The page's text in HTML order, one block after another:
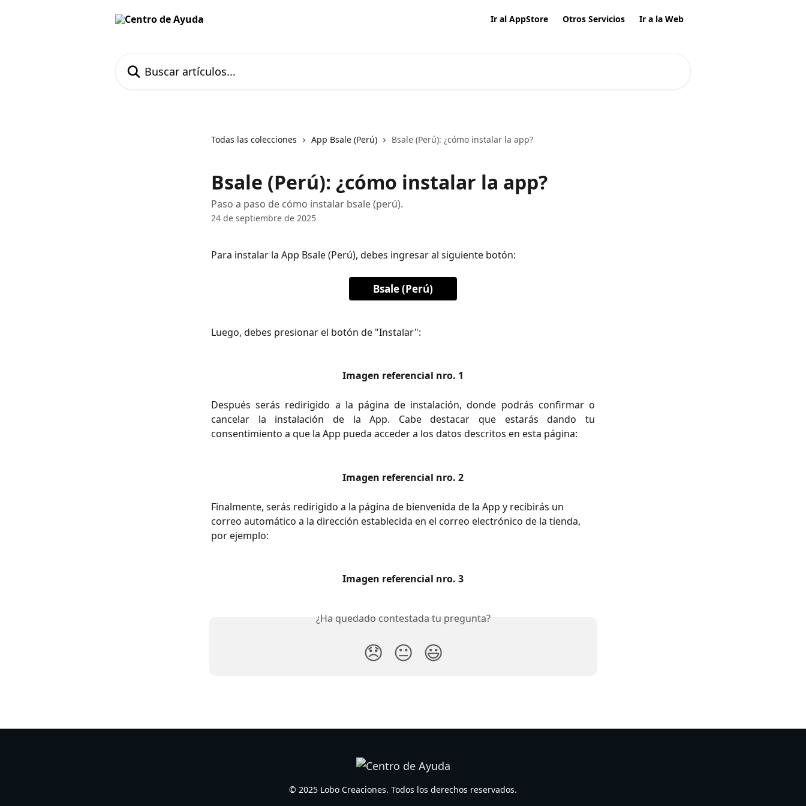
Ir al AppStore Otros Servicios Ir a la Web
Todas las colecciones App Bsale (Perú) Bsale (Perú): ¿cómo instalar la app?
Bsale (Perú): ¿cómo instalar la app?
Paso a paso de cómo instalar bsale (perú).
24 de septiembre de 2025
Para instalar la App Bsale (Perú), debes ingresar al siguiente botón:
Bsale (Perú)
Luego, debes presionar el botón de "Instalar":
Imagen referencial nro. 1
Después serás redirigido a la página de instalación, donde podrás confirmar o
cancelar la instalación de la App. Cabe destacar que estarás dando tu
consentimiento a que la App pueda acceder a los datos descritos en esta página:
Imagen referencial nro. 2
Finalmente, serás redirigido a la página de bienvenida de la App y recibirás un
correo automático a la dirección establecida en el correo electrónico de la tienda,
por ejemplo:
Imagen referencial nro. 3
¿Ha quedado contestada tu pregunta?
😞 😐 😃
© 2025 Lobo Creaciones. Todos los derechos reservados.